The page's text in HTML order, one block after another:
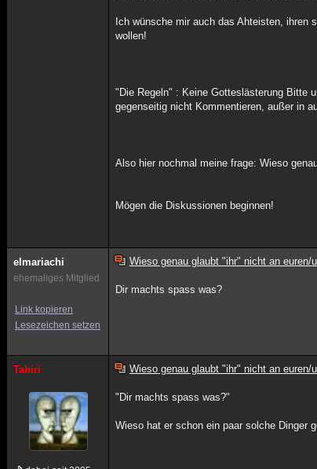
Ich wünsche mir auch das Ahteisten, ihren
wollen!
"Die Regeln" : Keine Gotteslästerung Bitte
gegenseitig nicht Kommentieren, außer in
Also hier nochmal meine frage: Wieso
Mögen die Diskussionen beginnen!
elmariachi
ehemaliges Mitglied
Link kopieren
Lesezeichen setzen
Wieso genau glaubt "ihr" nicht an euren/
Dir machts spass was?
Tahiri Wieso genau glaubt "ihr" nicht an euren/
"Dir machts spass was?"
Wieso hat er schon ein paar solche Dinger